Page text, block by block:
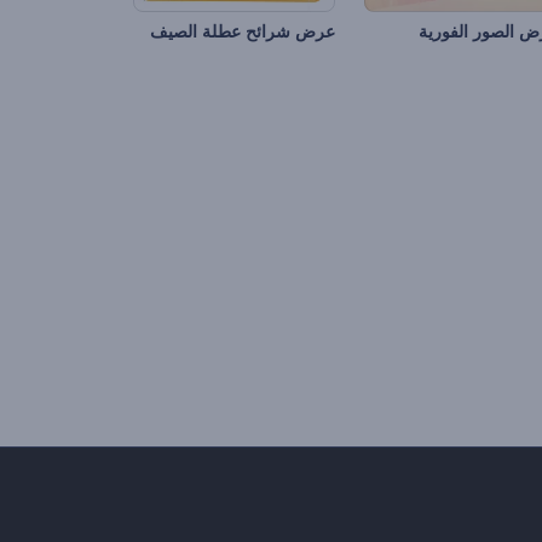
الصور الفورية عرض شرائح عطلة الصيف